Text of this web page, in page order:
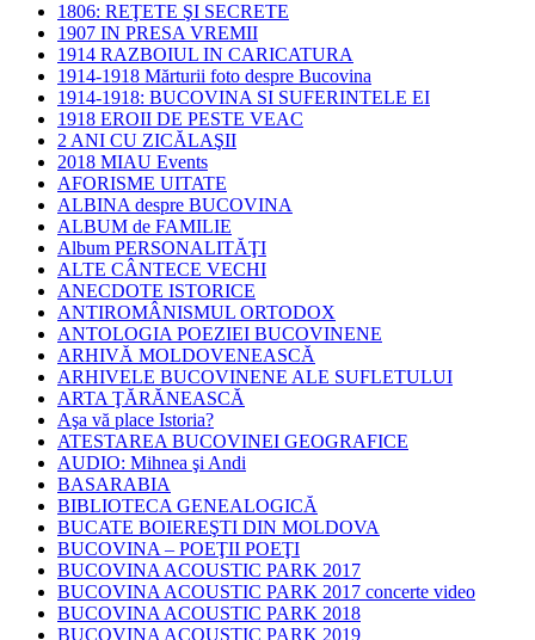
1806: REŢETE ŞI SECRETE
1907 IN PRESA VREMII
1914 RAZBOIUL IN CARICATURA
1914-1918 Mărturii foto despre Bucovina
1914-1918: BUCOVINA SI SUFERINTELE EI
1918 EROII DE PESTE VEAC
2 ANI CU ZICĂLAŞII
2018 MIAU Events
AFORISME UITATE
ALBINA despre BUCOVINA
ALBUM de FAMILIE
Album PERSONALITĂŢI
ALTE CÂNTECE VECHI
ANECDOTE ISTORICE
ANTIROMÂNISMUL ORTODOX
ANTOLOGIA POEZIEI BUCOVINENE
ARHIVĂ MOLDOVENEASCĂ
ARHIVELE BUCOVINENE ALE SUFLETULUI
ARTA ŢĂRĂNEASCĂ
Aşa vă place Istoria?
ATESTAREA BUCOVINEI GEOGRAFICE
AUDIO: Mihnea şi Andi
BASARABIA
BIBLIOTECA GENEALOGICĂ
BUCATE BOIEREŞTI DIN MOLDOVA
BUCOVINA – POEŢII POEŢI
BUCOVINA ACOUSTIC PARK 2017
BUCOVINA ACOUSTIC PARK 2017 concerte video
BUCOVINA ACOUSTIC PARK 2018
BUCOVINA ACOUSTIC PARK 2019